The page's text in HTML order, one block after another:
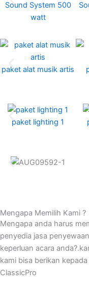
Sound System 500
watt
paket alat musik artis
paket lighting 1
Mengapa Memilih Kami ?
Mengapa anda harus
penyedia jasa
keperluan acara
kami bisa berikan
ClassicPro